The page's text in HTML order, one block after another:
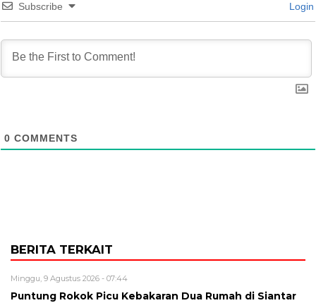
Subscribe Login
0 COMMENTS
BERITA TERKAIT
Minggu, 9 Agustus 2026 - 07:44
Puntung Rokok Picu Kebakaran Dua Rumah di Siantar